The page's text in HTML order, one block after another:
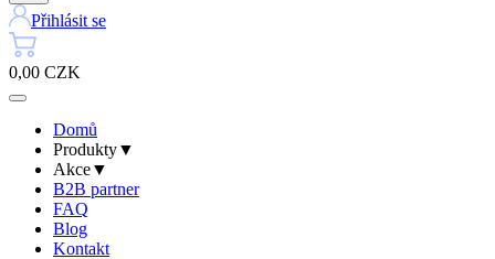
Přihlásit se
0,00 CZK
Domů
Produkty▼
Akce▼
B2B partner
FAQ
Blog
Kontakt